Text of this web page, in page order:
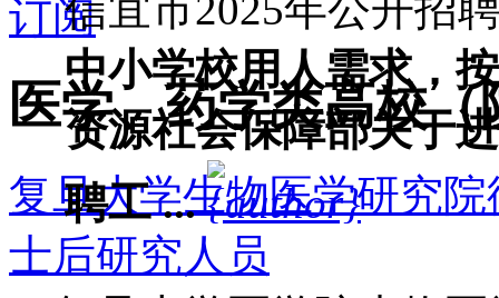
中小学校用人需求，
资源社会保障部关于
聘工 ...
订阅
医学、药学类高校
复旦大学生物医学研究
士后研究人员